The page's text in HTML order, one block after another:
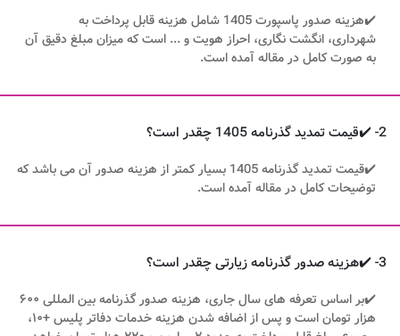
✔️هزینه صدور پاسپورت 1405 شامل هزینه قابل پرداخت به
شهرداری، انگشت نگاری، احراز هویت و ... است که میزان مبلغ دقیق آن
به صورت کامل در مقاله آمده است.
2- ✔️قیمت تمدید گذرنامه 1405 چقدر است؟
✔️قیمت تمدید گذرنامه 1405 بسیار کمتر از هزینه صدور آن می باشد که
توضیحات کامل در مقاله آمده است.
3- ✔️هزینه صدور گذرنامه زیارتی چقدر است؟
✔️بر اساس تعرفه‌ های سال جاری، هزینه صدور گذرنامه بین‌ المللی ۶۰۰
هزار تومان است و پس از اضافه شدن هزینه خدمات دفاتر پلیس +۱۰،